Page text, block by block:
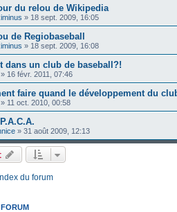
du relou de Wikipedia
» 18 sept. 2009, 16:05
de Regiobaseball
» 18 sept. 2009, 16:08
dans un club de baseball?!
» 16 févr. 2011, 07:46
faire quand le développement du
» 11 oct. 2010, 00:58
» 31 août 2009, 12:13
du forum